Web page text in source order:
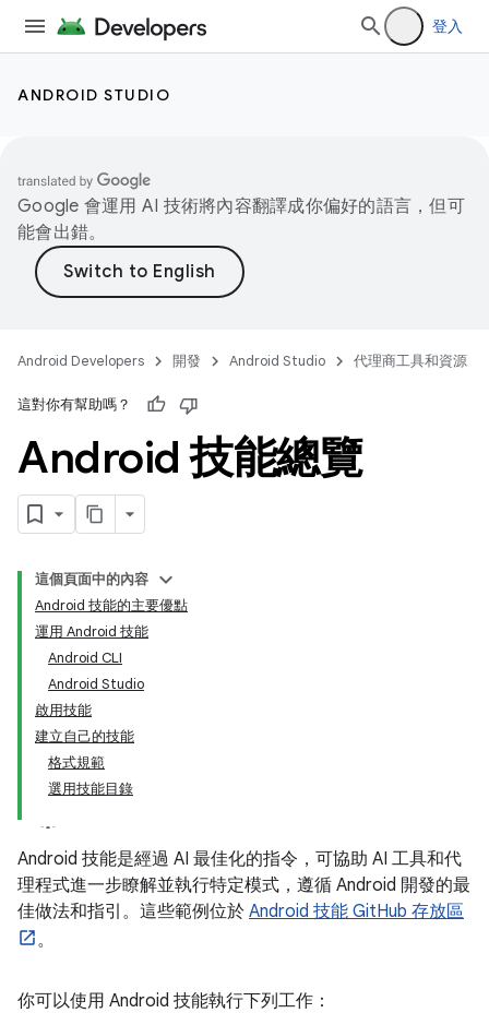
登入
ANDROID STUDIO
Google 會運用 AI 技術將內容翻譯成你偏好的語言，但可
能會出錯。
Android Developers 開發 Android Studio 代理商工具和資源
這對你有幫助嗎？
Android 技能總覽
這個頁面中的內容
Android 技能的主要優點
運用 Android 技能
Android CLI
Android Studio
啟用技能
建立自己的技能
格式規範
選用技能目錄
Android 技能是經過 AI 最佳化的指令，可協助 AI 工具和代
理程式進一步瞭解並執行特定模式，遵循 Android 開發的最
佳做法和指引。這些範例位於 Android 技能 GitHub 存放區
。
你可以使用 Android 技能執行下列工作：